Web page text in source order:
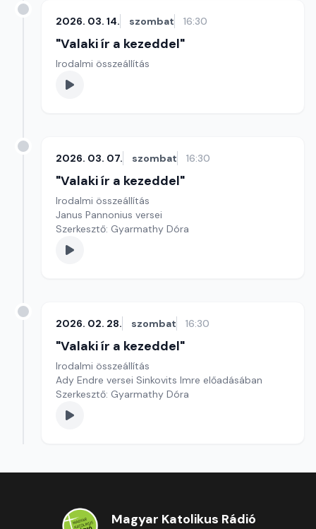
2026. 03. 14. szombat 16:30
"Valaki ír a kezeddel"
Irodalmi összeállítás
2026. 03. 07. szombat 16:30
"Valaki ír a kezeddel"
Irodalmi összeállítás
Janus Pannonius versei
Szerkesztő: Gyarmathy Dóra
2026. 02. 28. szombat 16:30
"Valaki ír a kezeddel"
Irodalmi összeállítás
Ady Endre versei Sinkovits Imre előadásában
Szerkesztő: Gyarmathy Dóra
Magyar Katolikus Rádió